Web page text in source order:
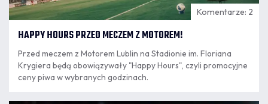
Komentarze: 2
HAPPY HOURS PRZED MECZEM Z MOTOREM!
Przed meczem z Motorem Lublin na Stadionie im. Floriana
Krygiera będą obowiązywały "Happy Hours", czyli promocyjne
ceny piwa w wybranych godzinach.